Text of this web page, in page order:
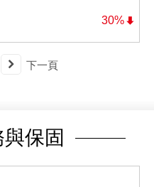
30%
下一頁
保固